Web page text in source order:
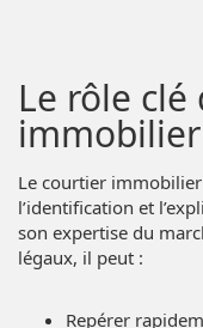
Le rôle
immobilier
Le courtier
l’identification et
son expertise du
légaux, il peut :
Repérer